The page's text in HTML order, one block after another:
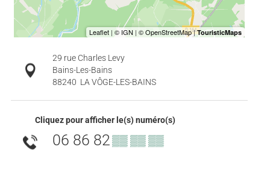
29 rue Charles Levy
Bains-Les-Bains
88240 LA VÔGE-LES-BAINS
Cliquez pour afficher le(s) numéro(s)
06 86 82▒▒ ▒▒ ▒▒